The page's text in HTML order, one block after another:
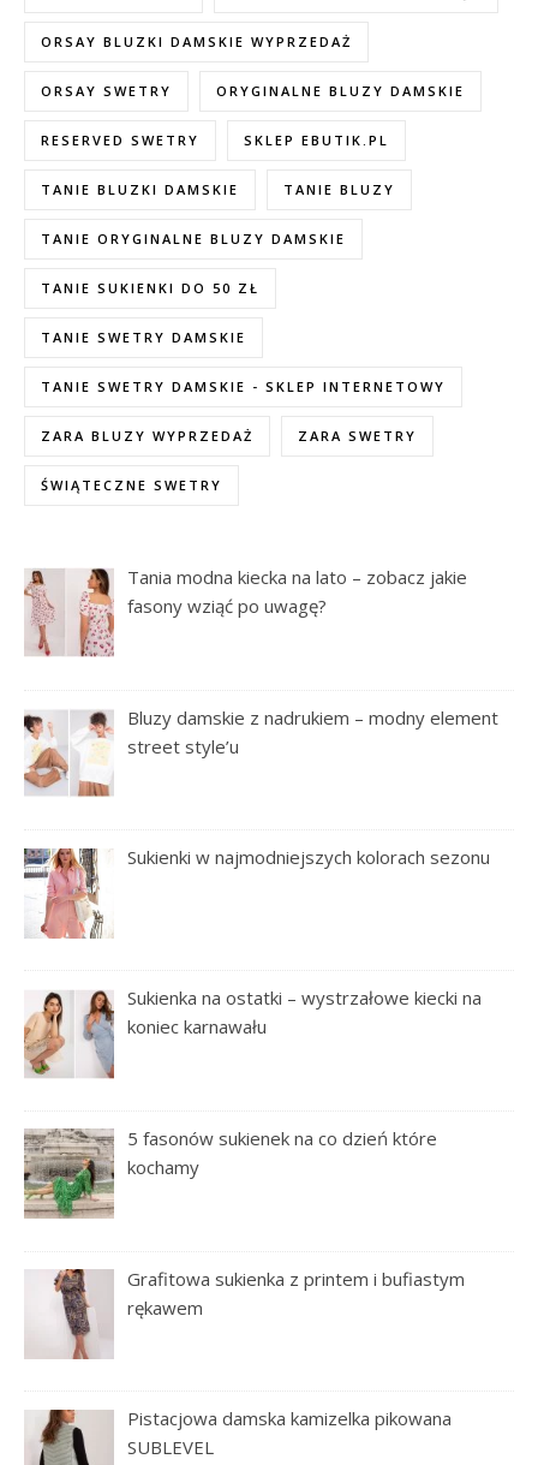
ORSAY BLUZKI DAMSKIE WYPRZEDAŻ
ORSAY SWETRY ORYGINALNE BLUZY DAMSKIE
RESERVED SWETRY SKLEP EBUTIK.PL
TANIE BLUZKI DAMSKIE TANIE BLUZY
TANIE ORYGINALNE BLUZY DAMSKIE
TANIE SUKIENKI DO 50 ZŁ
TANIE SWETRY DAMSKIE
TANIE SWETRY DAMSKIE - SKLEP INTERNETOWY
ZARA BLUZY WYPRZEDAŻ ZARA SWETRY
ŚWIĄTECZNE SWETRY
Tania modna kiecka na lato – zobacz jakie
fasony wziąć po uwagę?
Bluzy damskie z nadrukiem – modny element
street style’u
Sukienki w najmodniejszych kolorach sezonu
Sukienka na ostatki – wystrzałowe kiecki na
koniec karnawału
5 fasonów sukienek na co dzień które
kochamy
Grafitowa sukienka z printem i bufiastym
rękawem
Pistacjowa damska kamizelka pikowana
SUBLEVEL